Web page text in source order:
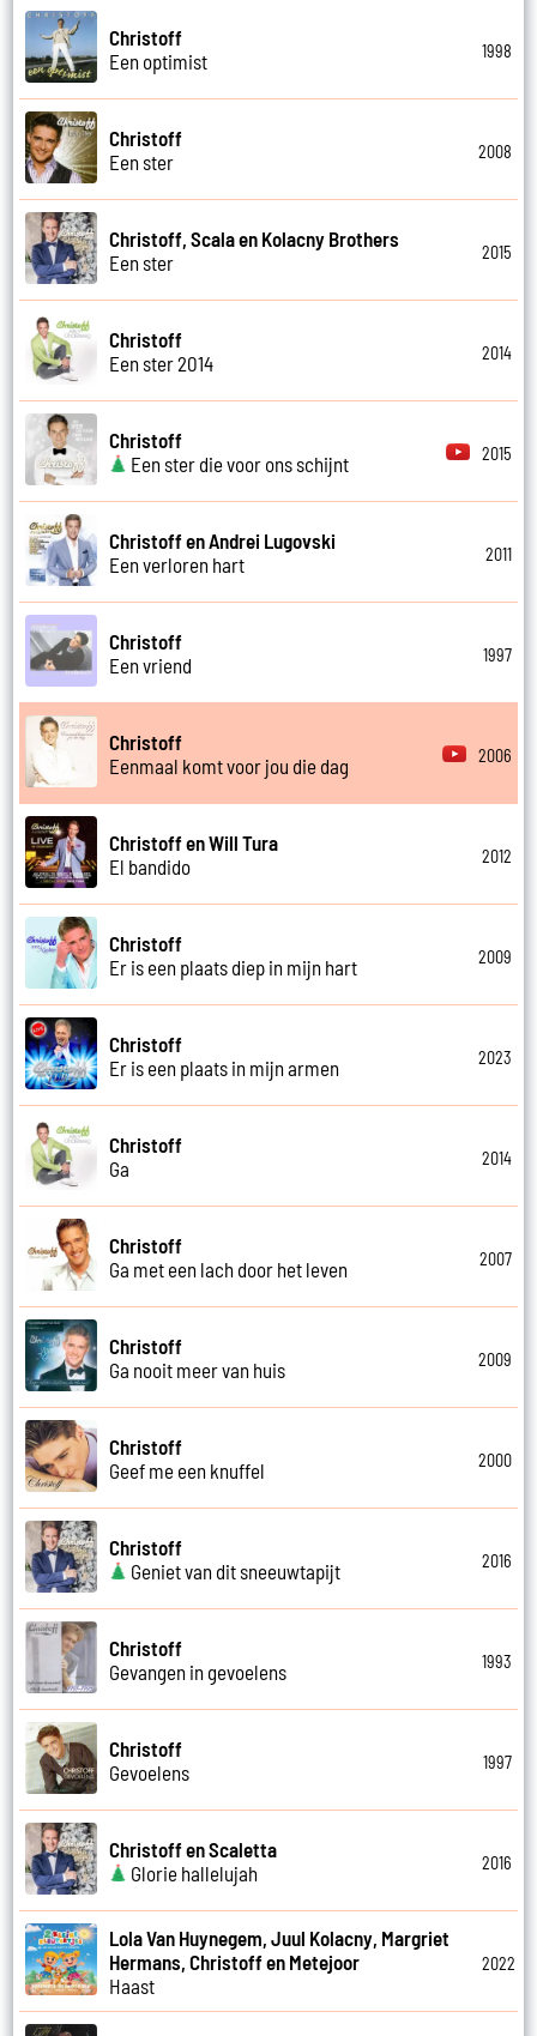
Christoff
Een optimist
1998
Christoff
Een ster
2008
Christoff, Scala en Kolacny Brothers
Een ster
2015
Christoff
Een ster 2014
2014
Christoff
Een ster die voor ons schijnt
2015
Christoff en Andrei Lugovski
Een verloren hart
2011
Christoff
Een vriend
1997
Christoff
Eenmaal komt voor jou die dag
2006
Christoff en Will Tura
El bandido
2012
Christoff
Er is een plaats diep in mijn hart
2009
Christoff
Er is een plaats in mijn armen
2023
Christoff
Ga
2014
Christoff
Ga met een lach door het leven
2007
Christoff
Ga nooit meer van huis
2009
Christoff
Geef me een knuffel
2000
Christoff
Geniet van dit sneeuwtapijt
2016
Christoff
Gevangen in gevoelens
1993
Christoff
Gevoelens
1997
Christoff en Scaletta
Glorie hallelujah
2016
Lola Van Huynegem, Juul Kolacny, Margriet
Hermans, Christoff en Metejoor
Haast
2022